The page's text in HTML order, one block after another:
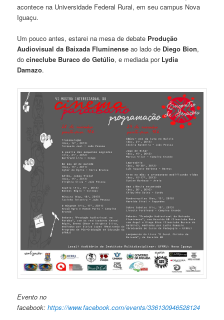
acontece na Universidade Federal Rural, em seu campus Nova
Iguaçu.
Um pouco antes, estarei na mesa de debate Produção
Audiovisual da Baixada Fluminense ao lado de Diego Bion,
do cineclube Buraco do Getúlio, e mediada por Lydia
Damazo.
Evento no
facebook:https://www.facebook.com/events/336130946528124